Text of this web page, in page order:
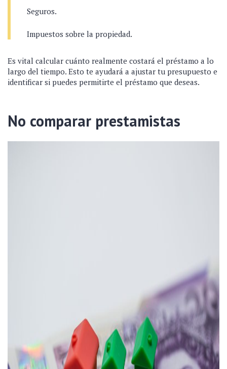
Seguros.
Impuestos sobre la propiedad.
Es vital calcular cuánto realmente costará el préstamo a lo
largo del tiempo. Esto te ayudará a ajustar tu presupuesto e
identificar si puedes permitirte el préstamo que deseas.
No comparar prestamistas